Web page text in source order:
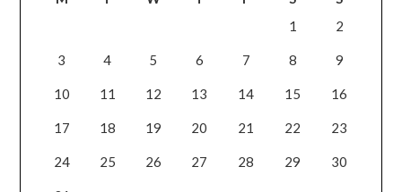
1
2
3 4 5 6 7 8 9
10 11 12 13 14 15 16
17 18 19 20 21 22 23
24 25 26 27 28 29 30